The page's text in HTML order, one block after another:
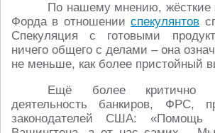
По нашему мнению, жёсткие
Форда в отношенииспекулянтов
Спекуляция с готовыми
ничего общего с делами – она
не меньше, как более пристойный
Ещё более критично
деятельность банкиров, ФРС,
законодателей США: